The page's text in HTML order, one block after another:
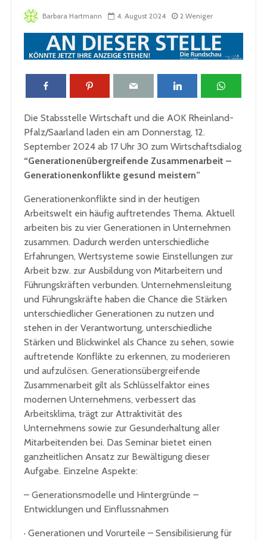
Barbara Hartmann 4. August 2024 2 Weniger
Die Stabsstelle Wirtschaft und die AOK Rheinland-
Pfalz/Saarland laden ein am Donnerstag, 12.
September 2024 ab 17 Uhr 30 zum Wirtschaftsdialog
“Generationenübergreifende Zusammenarbeit –
Generationenkonflikte gesund meistern”
Generationenkonflikte sind in der heutigen
Arbeitswelt ein häufig auftretendes Thema. Aktuell
arbeiten bis zu vier Generationen in Unternehmen
zusammen. Dadurch werden unterschiedliche
Erfahrungen, Wertsysteme sowie Einstellungen zur
Arbeit bzw. zur Ausbildung von Mitarbeitern und
Führungskräften verbunden. Unternehmensleitung
und Führungskräfte haben die Chance die Stärken
unterschiedlicher Generationen zu nutzen und
stehen in der Verantwortung, unterschiedliche
Stärken und Blickwinkel als Chance zu sehen, sowie
auftretende Konflikte zu erkennen, zu moderieren
und aufzulösen. Generationsübergreifende
Zusammenarbeit gilt als Schlüsselfaktor eines
modernen Unternehmens, verbessert das
Arbeitsklima, trägt zur Attraktivität des
Unternehmens sowie zur Gesunderhaltung aller
Mitarbeitenden bei. Das Seminar bietet einen
ganzheitlichen Ansatz zur Bewältigung dieser
Aufgabe. Einzelne Aspekte:
– Generationsmodelle und Hintergründe –
Entwicklungen und Einflussnahmen
· Generationen und Vorurteile – Sensibilisierung für